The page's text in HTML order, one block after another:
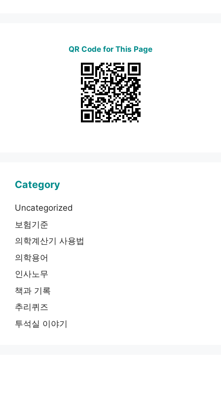
QR Code for This Page
Category
Uncategorized
보험기준
의학계산기 사용법
의학용어
인사노무
책과 기록
추리퀴즈
투석실 이야기